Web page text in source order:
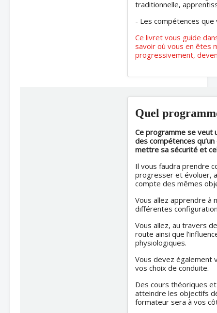
traditionnelle,
- Les compétences
Ce livret vous guide
savoir où vous en êtes
progressivement,
Quel
Ce programme se veut
des compétences
mettre sa sécurité et
Il vous faudra prendre
progresser et évoluer,
compte des mêmes
Vous allez apprendre à
différentes
Vous allez, au travers
route ainsi que
physiologiques.
Vous devez également
vos choix de conduite.
Des cours théoriques
atteindre les objectifs
formateur sera à vos